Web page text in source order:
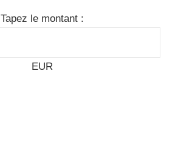
Tapez le montant :
EUR